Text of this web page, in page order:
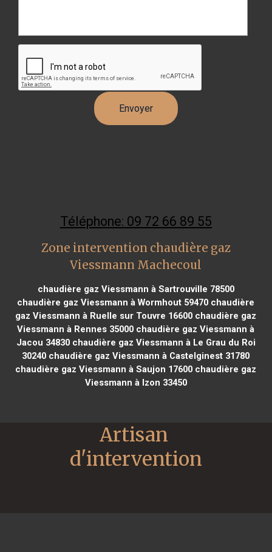
Téléphone: 09 72 66 89 55
Zone intervention chaudière gaz
Viessmann Machecoul
chaudière gaz Viessmann à Sartrouville 78500
chaudière gaz Viessmann à Wormhout 59470 chaudière
gaz Viessmann à Ruelle sur Touvre 16600 chaudière gaz
Viessmann à Rennes 35000 chaudière gaz Viessmann à
Jacou 34830chaudière gaz Viessmann à Le Grau du Roi
30240 chaudière gaz Viessmann à Castelginest 31780
chaudière gaz Viessmann à Saujon 17600 chaudière gaz
Viessmann à Izon 33450
Artisan
d'intervention